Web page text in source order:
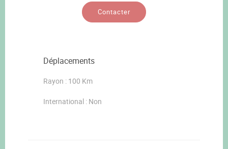
Contacter
Déplacements
Rayon : 100 Km
International : Non